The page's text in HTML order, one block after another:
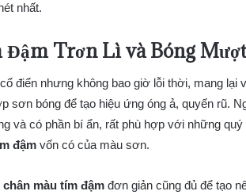
nhất.
Đậm Trơn Lì và Bóng Mượt
điển nhưng không bao giờ lỗi thời, mang lại
sơn bóng để tạo hiệu ứng óng ả, quyến rũ.
và có phần bí ẩn, rất phù hợp với những
đậm vốn có của màu sơn.
màu tím đậm đơn giản cũng đủ để tạo